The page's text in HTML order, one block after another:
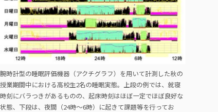
腕時計型の睡眠評価機器（アクチグラフ）を用いて計測した秋の
授業期間中における高校生2名の睡眠実態。上段の例では、就寝
時刻にバラつきがあるものの、起床時刻はほぼ一定でほぼ良好な
状態、下段は、夜間（24時～6時）に起きて課題等を行ってお